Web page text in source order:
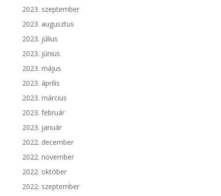
2023. szeptember
2023. augusztus
2023. július
2023. június
2023. május
2023. április
2023. március
2023. február
2023. január
2022. december
2022. november
2022. október
2022. szeptember